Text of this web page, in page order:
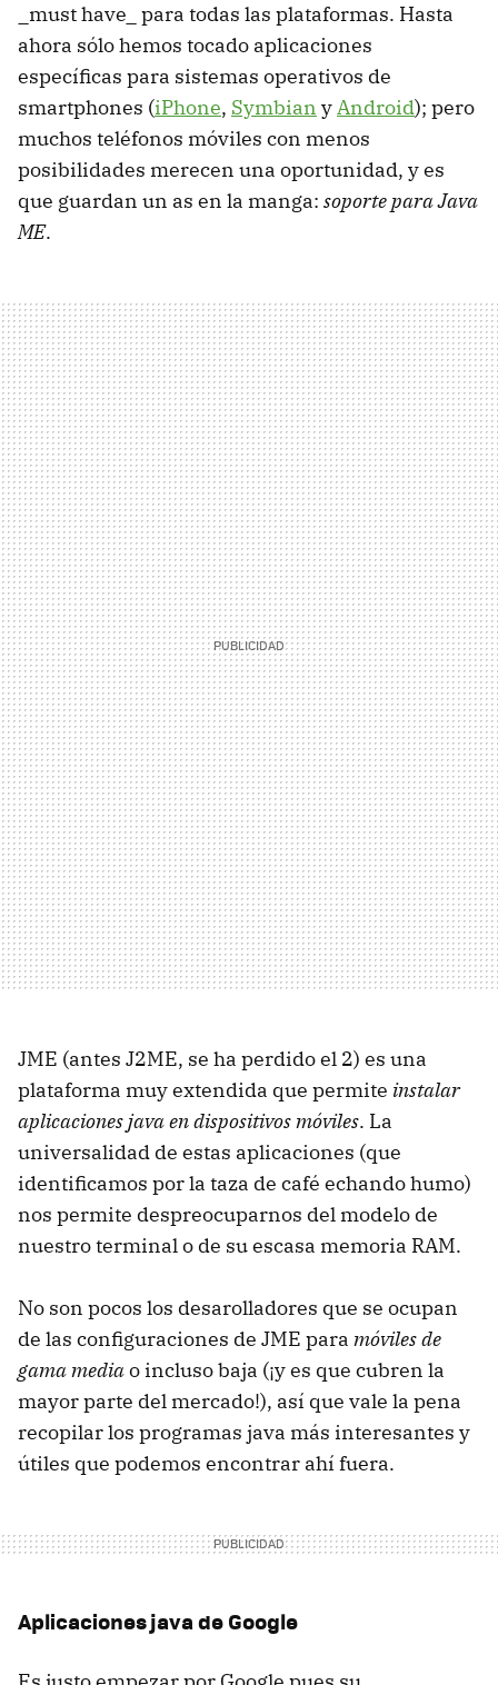
_must have_ para todas las plataformas. Hasta
ahora sólo hemos tocado aplicaciones
específicas para sistemas operativos de
smartphones (iPhone, Symbian yAndroid); pero
muchos teléfonos móviles con menos
posibilidades merecen una oportunidad, y es
que guardan un as en la manga: soporte para Java
ME.
JME (antes J2ME, se ha perdido el 2) es una
plataforma muy extendida que permite instalar
aplicaciones java en dispositivos móviles. La
universalidad de estas aplicaciones (que
identificamos por la taza de café echando humo)
nos permite despreocuparnos del modelo de
nuestro terminal o de su escasa memoria RAM.
No son pocos los desarolladores que se ocupan
de las configuraciones de JME para móviles de
gama mediao incluso baja (¡y es que cubren la
mayor parte del mercado!), así que vale la pena
recopilar los programas java más interesantes y
útiles que podemos encontrar ahí fuera.
Aplicaciones java de Google